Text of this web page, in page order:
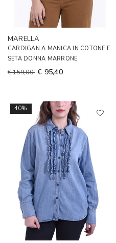
MARELLA
CARDIGAN A MANICA IN COTONE E
SETA DONNA MARRONE
€ 159,00 € 95,40
40%